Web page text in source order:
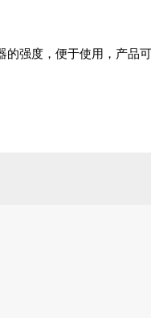
强度，便于使用，产品